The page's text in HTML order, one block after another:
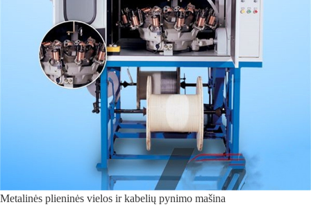
Metalinės plieninės vielos ir kabelių pynimo mašina